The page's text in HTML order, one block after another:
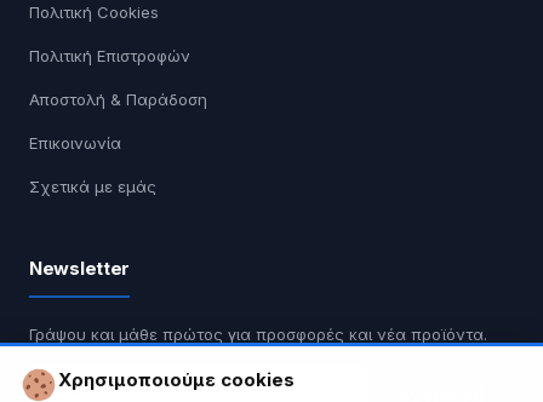
Πολιτική Cookies
Πολιτική Επιστροφών
Αποστολή & Παράδοση
Επικοινωνία
Σχετικά με εμάς
Newsletter
Γράψου και μάθε πρώτος για προσφορές και νέα προϊόντα.
Χρησιμοποιούμε cookies